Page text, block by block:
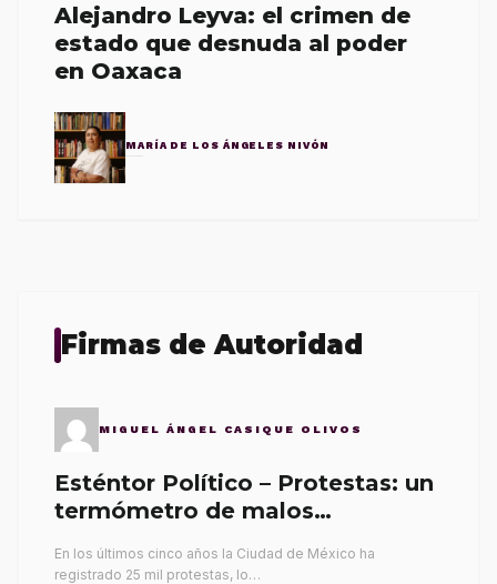
Alejandro Leyva: el crimen de
estado que desnuda al poder
en Oaxaca
MARÍA DE LOS ÁNGELES NIVÓN
Firmas de Autoridad
MIGUEL ÁNGEL CASIQUE OLIVOS
Esténtor Político – Protestas: un
termómetro de malos
En los últimos cinco años la Ciudad de México ha
registrado 25 mil protestas, lo…